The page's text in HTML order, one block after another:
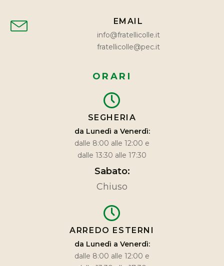
EMAIL
info@fratellicolle.it
fratellicolle@pec.it
ORARI
SEGHERIA
da Lunedì a Venerdì:
dalle 8:00 alle 12:00 e
dalle 13:30 alle 17:30
Sabato:
Chiuso
ARREDO ESTERNI
da Lunedì a Venerdì:
dalle 8:00 alle 12:00 e